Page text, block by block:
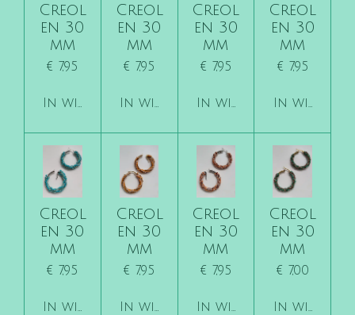
Creol
en 30
mm
€ 7,95
In winkelwagen
Creol
en 30
mm
€ 7,95
In winkelwagen
Creol
en 30
mm
€ 7,95
In winkelwagen
Creol
en 30
mm
€ 7,95
In
Creol
en 30
mm
€ 7,95
In winkelwagen
Creol
en 30
mm
€ 7,95
In winkelwagen
Creol
en 30
mm
€ 7,95
In winkelwagen
Creol
en 30
mm
€ 7,00
In